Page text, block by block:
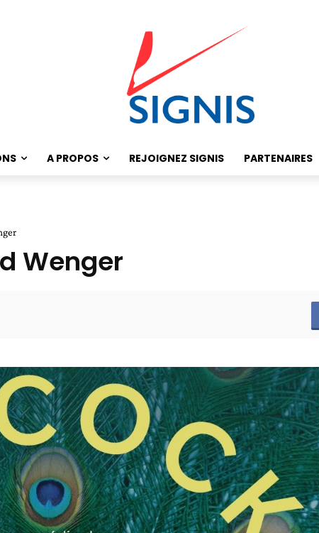
A PROPOS REJOIGNEZ SIGNIS PARTENAIRES
Wenger